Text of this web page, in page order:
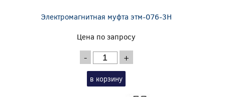
Электромагнитная муфта этм-076-3Н
Цена по запросу
- +
в корзину